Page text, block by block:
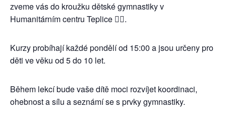
zveme vás do kroužku dětské gymnastiky v
Humanitárním centru Teplice 🤸‍♀️.
Kurzy probíhají každé pondělí od 15:00 a jsou určeny pro
děti ve věku od 5 do 10 let.
Během lekcí bude vaše dítě moci rozvíjet koordinaci,
ohebnost a sílu a seznámí se s prvky gymnastiky.